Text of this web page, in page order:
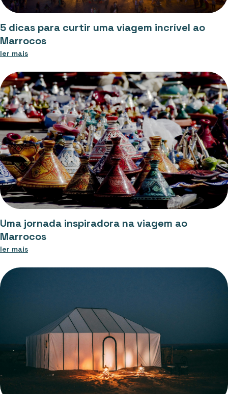
5 dicas para curtir uma viagem incrível ao
Marrocos
ler mais
Uma jornada inspiradora na viagem ao
Marrocos
ler mais